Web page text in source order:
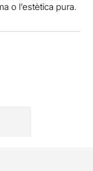
o l’estètica pura.